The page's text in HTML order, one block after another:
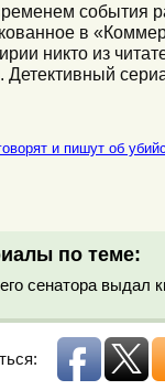
события
в
никто из
Детективный
и пишут об
по теме:
сенатора выдал